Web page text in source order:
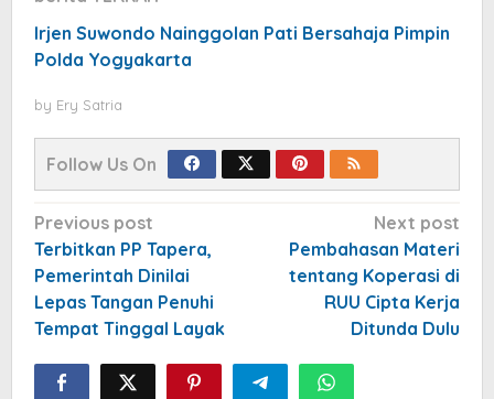
Irjen Suwondo Nainggolan Pati Bersahaja Pimpin
Polda Yogyakarta
by Ery Satria
Follow Us On
Post
navigation
Previous post
Terbitkan PP Tapera,
Pemerintah Dinilai
Lepas Tangan Penuhi
Tempat Tinggal Layak
Next post
Pembahasan Materi
tentang Koperasi di
RUU Cipta Kerja
Ditunda Dulu